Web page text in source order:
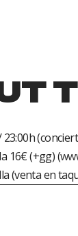
16€ (+gg) (
(venta en